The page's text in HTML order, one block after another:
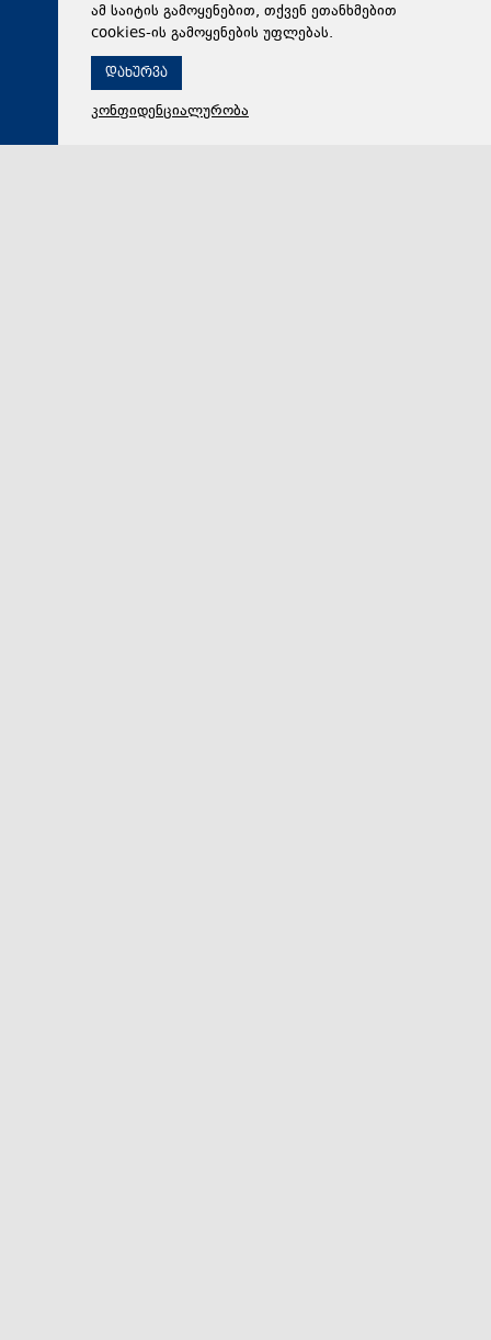
ამ საიტის გამოყენებით, თქვენ ეთანხმებით
cookies-ის გამოყენების უფლებას.
დახურვა
კონფიდენციალურობა